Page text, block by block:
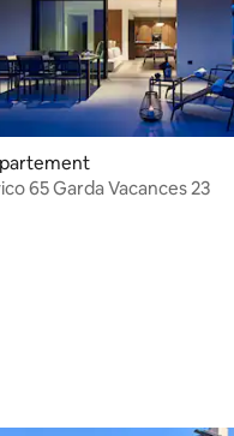
sur la base de 194
65 Garda Vacances 23